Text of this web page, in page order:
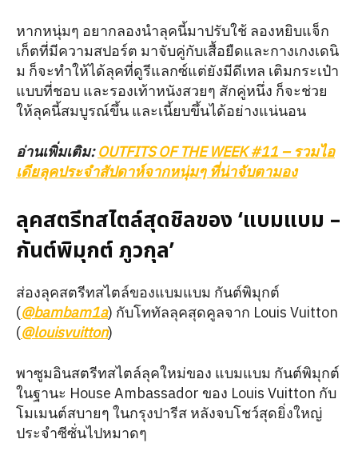
หากหนุ่มๆ อยากลองนำลุคนี้มาปรับใช้ ลองหยิบแจ็ก
เก็ตที่มีความสปอร์ต มาจับคู่กับเสื้อยืดและกางเกงเดนิ
ม ก็จะทำให้ได้ลุคที่ดูรีแลกซ์แต่ยังมีดีเทล เติมกระเป๋า
แบบที่ชอบ และรองเท้าหนังสวยๆ สักคู่หนึ่ง ก็จะช่วย
ให้ลุคนี้สมบูรณ์ขึ้น และเนี้ยบขึ้นได้อย่างแน่นอน
อ่านเพิ่มเติม: OUTFITS OF THE WEEK #11 – รวมไอ
เดียลุคประจำสัปดาห์จากหนุ่มๆ ที่น่าจับตามอง
ลุคสตรีทสไตล์สุดชิลของ ‘แบมแบม –
กันต์พิมุกต์ ภูวกุล’
ส่องลุคสตรีทสไตล์ของแบมแบม กันต์พิมุกต์
(@bambam1a) กับโททัลลุคสุดคูลจาก Louis Vuitton
(@louisvuitton)
พาซูมอินสตรีทสไตล์ลุคใหม่ของ แบมแบม กันต์พิมุกต์
ในฐานะ House Ambassador ของ Louis Vuitton กับ
โมเมนต์สบายๆ ในกรุงปารีส หลังจบโชว์สุดยิ่งใหญ่
ประจำซีซั่นไปหมาดๆ